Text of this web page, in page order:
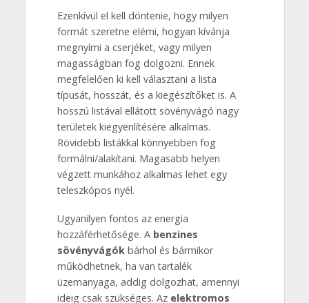
Ezenkívül el kell döntenie, hogy milyen
formát szeretne elérni, hogyan kívánja
megnyírni a cserjéket, vagy milyen
magasságban fog dolgozni. Ennek
megfelelően ki kell választani a lista
típusát, hosszát, és a kiegészítőket is. A
hosszú listával ellátott sövényvágó nagy
területek kiegyenlítésére alkalmas.
Rövidebb listákkal könnyebben fog
formálni/alakítani. Magasabb helyen
végzett munkához alkalmas lehet egy
teleszkópos nyél.
Ugyanilyen fontos az energia
hozzáférhetősége. A benzines
sövényvágókbárhol és bármikor
működhetnek, ha van tartalék
üzemanyaga, addig dolgozhat, amennyi
ideig csak szükséges. Az elektromos